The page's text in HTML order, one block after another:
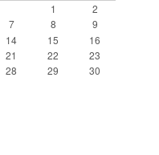
1 2
7 8
9
14 15
16
21 22
23
28 29
30